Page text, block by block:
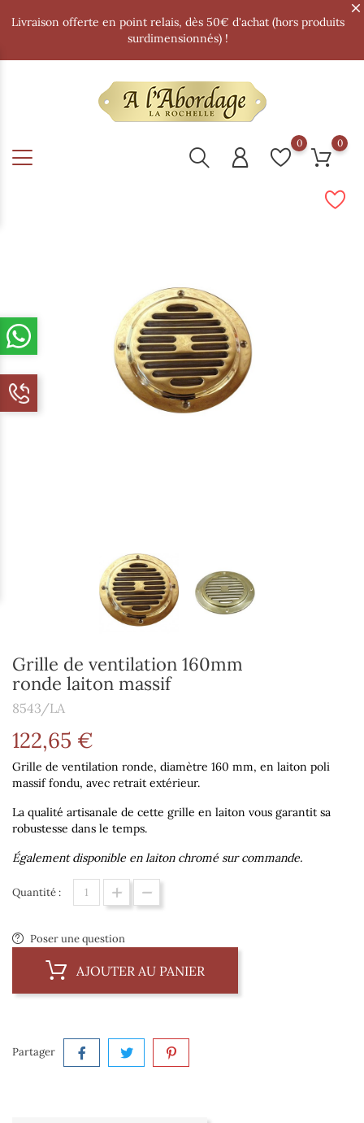
Livraison offerte en point relais, dès 50€ d'achat (hors produits
surdimensionnés) !
0 0
Grille de ventilation 160mm
ronde laiton massif
8543/LA
122,65 €
Grille de ventilation ronde, diamètre 160 mm, en laiton poli
massif fondu, avec retrait extérieur.
La qualité artisanale de cette grille en laiton vous garantit sa
robustesse dans le temps.
Également disponible en laiton chromé sur commande.
Quantité :
Poser une question
AJOUTER AU PANIER
Partager